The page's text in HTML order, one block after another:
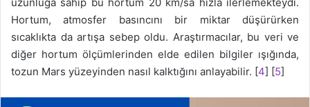
Hortum, atmosfer basıncını bir miktar düşürürken
sıcaklıkta da artışa sebep oldu. Araştırmacılar, bu veri ve
diğer hortum ölçümlerinden elde edilen bilgiler ışığında,
tozun Mars yüzeyinden nasıl kalktığını anlayabilir. [4] [5]